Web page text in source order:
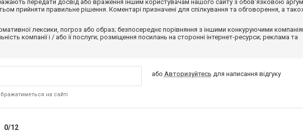
бажають передати досвід або враження іншим користувачам нашого сайту з обов'язковою
прийняти правильне рішення. Коментарі призначені для спілкування та обговорення, а
лексики, погроз або образ; безпосереднє порівняння з іншими конкуруючими
компанії і / або її послуги; розміщення посилань на сторонні інтернет-ресурси; реклама та
на сайті
або Авторизуйтесь для написання відгуку
0/12